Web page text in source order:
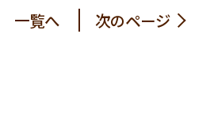
一覧へ 次のページ